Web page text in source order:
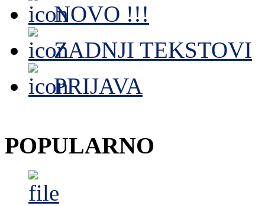
NOVO !!!
ZADNJI TEKSTOVI
PRIJAVA
POPULARNO